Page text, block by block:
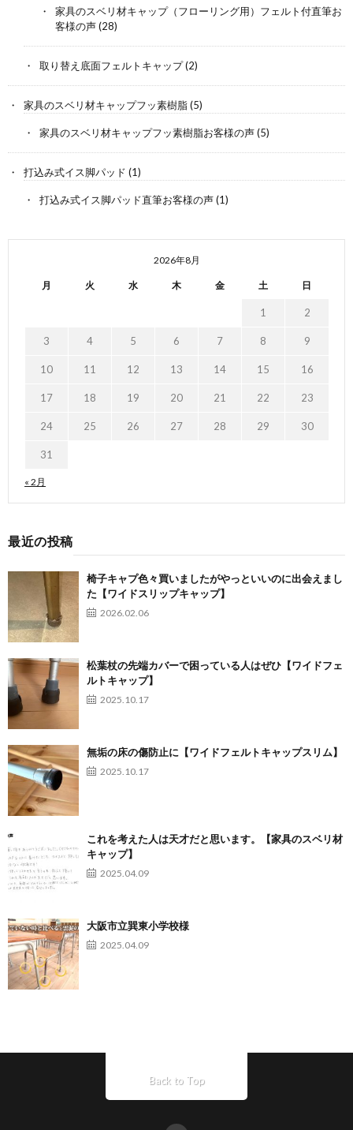
家具のスベリ材キャップ（フローリング用）フェルト付直筆お
客様の声(28)
取り替え底面フェルトキャップ(2)
家具のスベリ材キャップフッ素樹脂(5)
家具のスベリ材キャップフッ素樹脂お客様の声(5)
打込み式イス脚パッド (1)
打込み式イス脚パッド直筆お客様の声(1)
2026年8月
月 火 水 木 金 土 日
« 2月
1 2
3 4 5 6 7 8 9
10 11 12 13 14 15 16
17 18 19 20 21 22 23
24 25 26 27 28 29 30
31
最近の投稿
椅子キャプ色々買いましたがやっといいのに出会えまし
た【ワイドスリップキャップ】
2026.02.06
松葉杖の先端カバーで困っている人はぜひ【ワイドフェ
ルトキャップ】
2025.10.17
無垢の床の傷防止に【ワイドフェルトキャップスリム】
2025.10.17
これを考えた人は天才だと思います。【家具のスベリ材
キャップ】
2025.04.09
大阪市立巽東小学校様
2025.04.09
Back to Top